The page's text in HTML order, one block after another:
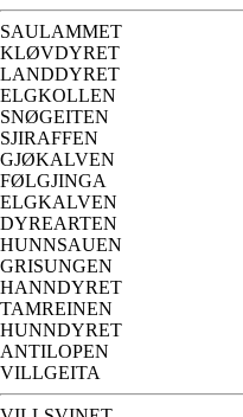
SAULAMMET
KLØVDYRET
LANDDYRET
ELGKOLLEN
SNØGEITEN
SJIRAFFEN
GJØKALVEN
FØLGJINGA
ELGKALVEN
DYREARTEN
HUNNSAUEN
GRISUNGEN
HANNDYRET
TAMREINEN
HUNNDYRET
ANTILOPEN
VILLGEITA